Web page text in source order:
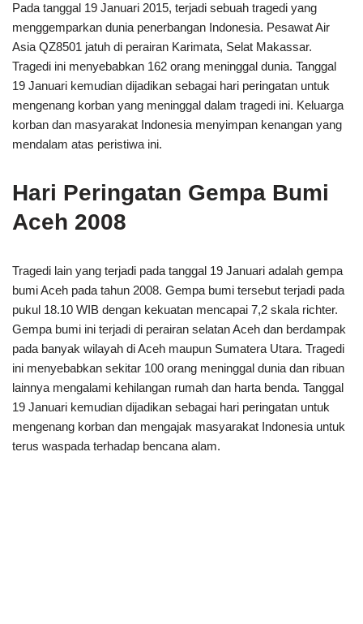
Pada tanggal 19 Januari 2015, terjadi sebuah tragedi yang
menggemparkan dunia penerbangan Indonesia. Pesawat Air
Asia QZ8501 jatuh di perairan Karimata, Selat Makassar.
Tragedi ini menyebabkan 162 orang meninggal dunia. Tanggal
19 Januari kemudian dijadikan sebagai hari peringatan untuk
mengenang korban yang meninggal dalam tragedi ini. Keluarga
korban dan masyarakat Indonesia menyimpan kenangan yang
mendalam atas peristiwa ini.
Hari Peringatan Gempa Bumi
Aceh 2008
Tragedi lain yang terjadi pada tanggal 19 Januari adalah gempa
bumi Aceh pada tahun 2008. Gempa bumi tersebut terjadi pada
pukul 18.10 WIB dengan kekuatan mencapai 7,2 skala richter.
Gempa bumi ini terjadi di perairan selatan Aceh dan berdampak
pada banyak wilayah di Aceh maupun Sumatera Utara. Tragedi
ini menyebabkan sekitar 100 orang meninggal dunia dan ribuan
lainnya mengalami kehilangan rumah dan harta benda. Tanggal
19 Januari kemudian dijadikan sebagai hari peringatan untuk
mengenang korban dan mengajak masyarakat Indonesia untuk
terus waspada terhadap bencana alam.